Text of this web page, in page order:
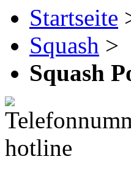
Startseite
Squash >
Squash